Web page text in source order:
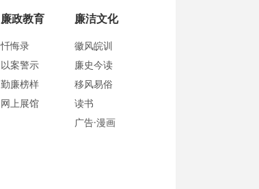
廉政教育
忏悔录
以案警示
勤廉榜样
网上展馆
廉洁文化
徽风皖训
廉史今读
移风易俗
读书
广告·漫画